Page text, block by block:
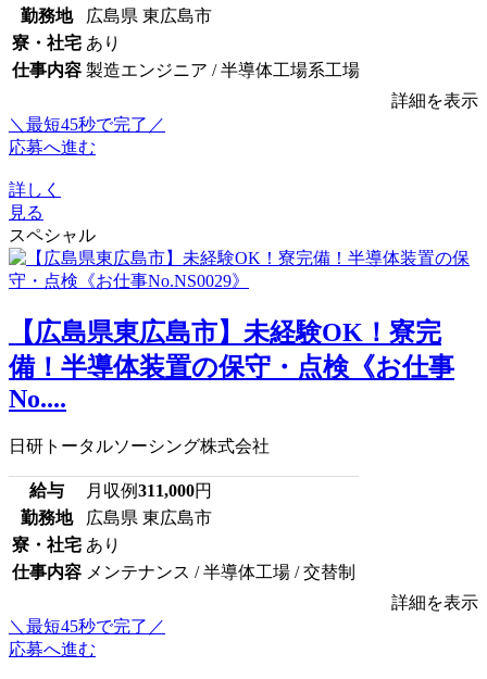
勤務地
広島県 東広島市
寮・社宅 あり
仕事内容 製造エンジニア / 半導体工場系工場
詳細を表示
＼最短45秒で完了／
応募へ進む
詳しく
見る
スペシャル
【広島県東広島市】未経験OK！寮完
備！半導体装置の保守・点検《お仕事
No....
日研トータルソーシング株式会社
給与 月収例311,000円
勤務地
広島県 東広島市
寮・社宅 あり
仕事内容 メンテナンス / 半導体工場 / 交替制
詳細を表示
＼最短45秒で完了／
応募へ進む